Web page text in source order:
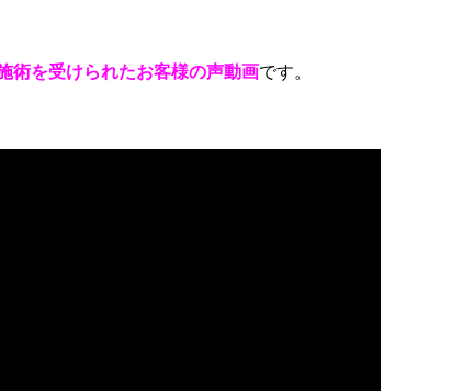
術を受けられたお客様の声動画です。